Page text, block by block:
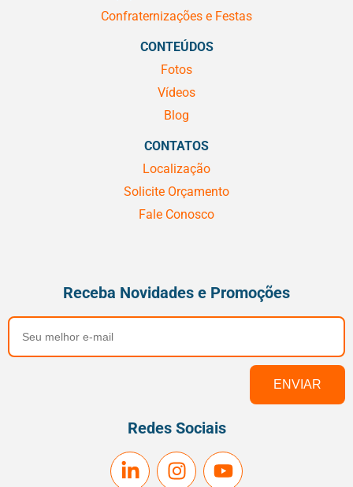
Confraternizações e Festas
CONTEÚDOS
Fotos
Vídeos
Blog
CONTATOS
Localização
Solicite Orçamento
Fale Conosco
Receba Novidades e Promoções
Redes Sociais